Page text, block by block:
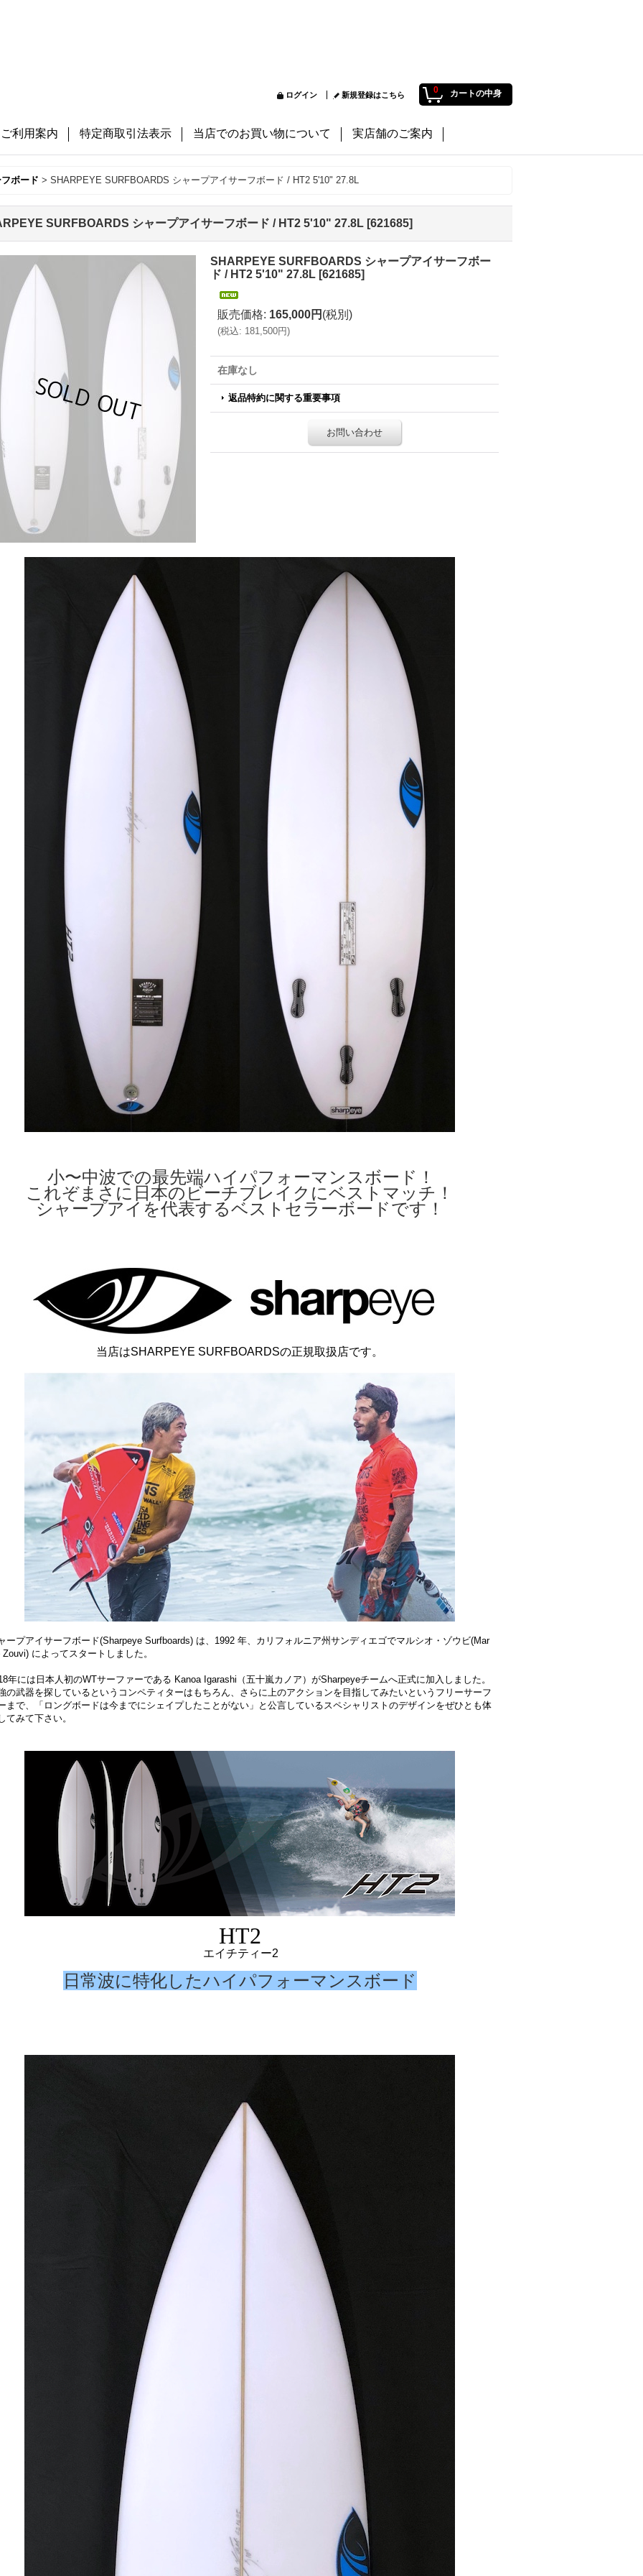
0 カートの中身
ログイン 新規登録はこちら
ご利用案内 特定商取引法表示 当店でのお買い物について 実店舗のご案内
ボード > SHARPEYE SURFBOARDS シャープアイサーフボード / HT2 5'10" 27.8L
SURFBOARDS シャープアイサーフボード / HT2 5'10" 27.8L [621685]
SHARPEYE SURFBOARDS シャープアイサーフボー
ド / HT2 5'10" 27.8L [621685]
販売価格: 165,000円 (税別)
(税込: 181,500円)
在庫なし
返品特約に関する重要事項
お問い合わせ
小〜中波での最先端ハイパフォーマンスボード！
これぞまさに日本のビーチブレイクにベストマッチ！
シャープアイを代表するベストセラーボードです！
当店はSHARPEYE SURFBOARDSの正規取扱店です。
ープアイサーフボード(Sharpeye Surfboards) は、1992 年、カリフォルニア州サンディエゴでマルシオ・ゾウビ(Mar
Zouvi) によってスタートしました。
年には日本人初のWTサーファーである Kanoa Igarashi（五十嵐カノア）がSharpeyeチームへ正式に加入しました。
の武器を探しているというコンペティターはもちろん、さらに上のアクションを目指してみたいというフリーサーフ
まで、「ロングボードは今までにシェイプしたことがない」と公言しているスペシャリストのデザインをぜひとも体
てみて下さい。
HT2
エイチティー2
日常波に特化したハイパフォーマンスボード